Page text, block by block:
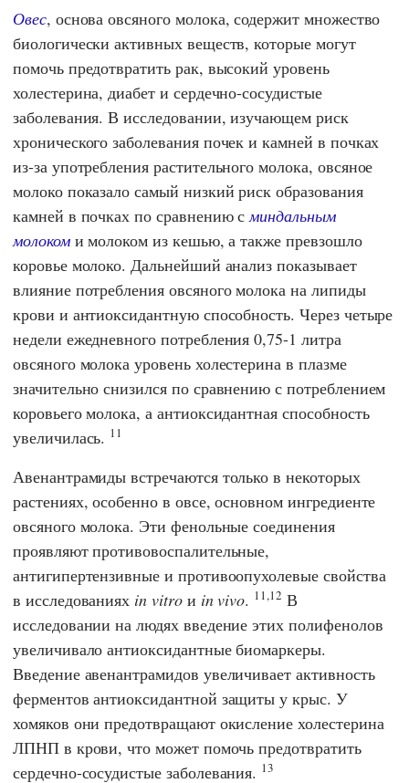
Овес, основа овсяного молока, содержит множество
биологически активных веществ, которые могут
помочь предотвратить рак, высокий уровень
холестерина, диабет и сердечно-сосудистые
заболевания. В исследовании, изучающем риск
хронического заболевания почек и камней в почках
из-за употребления растительного молока, овсяное
молоко показало самый низкий риск образования
камней в почках по сравнению сминдальным
молокоми молоком из кешью, а также превзошло
коровье молоко. Дальнейший анализ показывает
влияние потребления овсяного молока на липиды
крови и антиоксидантную способность. Через четыре
недели ежедневного потребления 0,75-1 литра
овсяного молока уровень холестерина в плазме
значительно снизился по сравнению с потреблением
коровьего молока, а антиоксидантная способность
увеличилась. 11
Авенантрамиды встречаются только в некоторых
растениях, особенно в овсе, основном ингредиенте
овсяного молока. Эти фенольные соединения
проявляют противовоспалительные,
антигипертензивные и противоопухолевые свойства
в исследованиях in vitroи in vivo. 11,12 В
исследовании на людях введение этих полифенолов
увеличивало антиоксидантные биомаркеры.
Введение авенантрамидов увеличивает активность
ферментов антиоксидантной защиты у крыс. У
хомяков они предотвращают окисление холестерина
ЛПНП в крови, что может помочь предотвратить
сердечно-сосудистые заболевания. 13